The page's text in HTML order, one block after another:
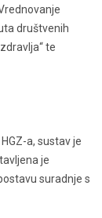
društvenih
te
a, sustav je
je
suradnje s